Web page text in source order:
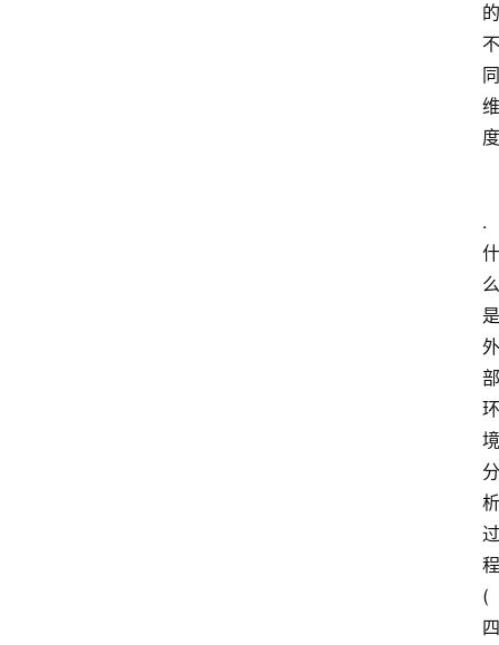
的
不
同
维
度
.
什
么
是
外
部
环
境
分
析
过
程
(
四